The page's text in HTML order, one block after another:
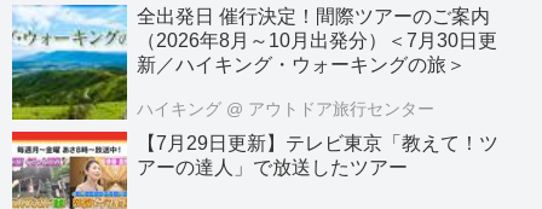
全出発日 催行決定！間際ツアーのご案内
（2026年8月～10月出発分）＜7月30日更
新／ハイキング・ウォーキングの旅＞
ハイキング @ アウトドア旅行センター
【7月29日更新】テレビ東京「教えて！ツ
アーの達人」で放送したツアー